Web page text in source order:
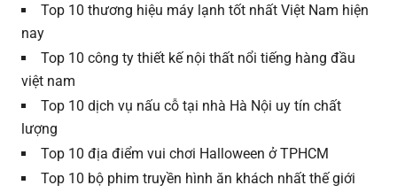
Top 10 thương hiệu máy lạnh tốt nhất Việt Nam hiện
nay
Top 10 công ty thiết kế nội thất nổi tiếng hàng đầu
việt nam
Top 10 dịch vụ nấu cỗ tại nhà Hà Nội uy tín chất
lượng
Top 10 địa điểm vui chơi Halloween ở TPHCM
Top 10 bộ phim truyền hình ăn khách nhất thế giới